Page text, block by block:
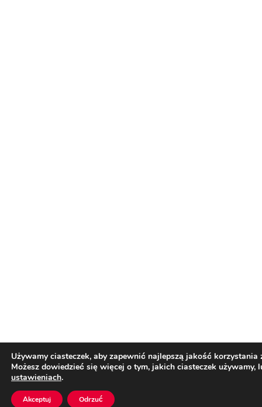
Używamy ciasteczek, aby zapewnić najlepszą jakość korzystania
Możesz dowiedzieć się więcej o tym, jakich ciasteczek używamy,
ustawieniach.
Akceptuj Odrzuć